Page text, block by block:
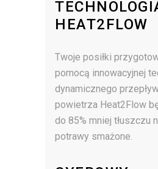
HEAT2FLOW
Twoje posiłki
pomocą innowacyjnej
dynamicznego
powietrza Heat2Flow
do 85% mniej tłuszczu
potrawy smażone.